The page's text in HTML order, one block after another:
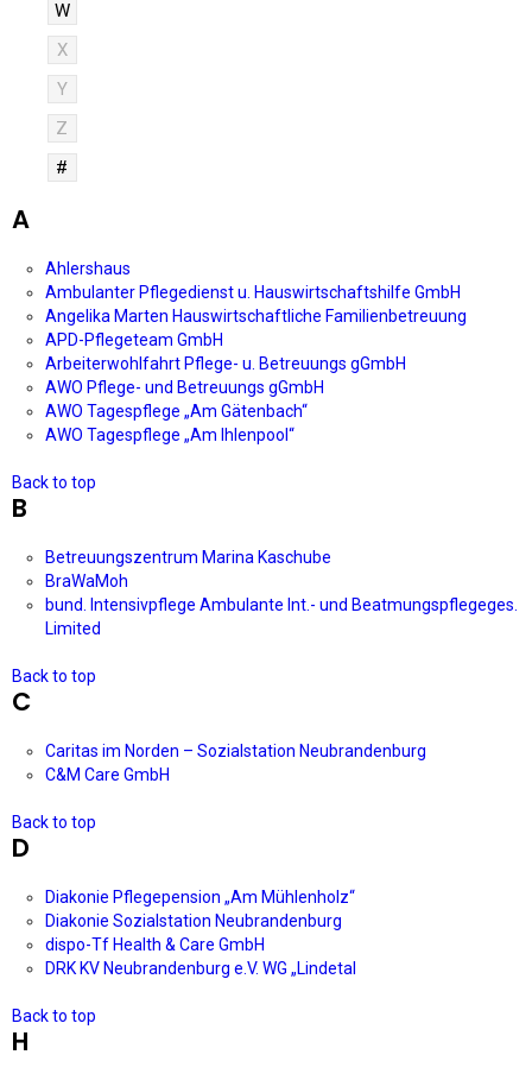
W
X
Y
Z
#
A
Ahlershaus
Ambulanter Pflegedienst u. Hauswirtschaftshilfe GmbH
Angelika Marten Hauswirtschaftliche Familienbetreuung
APD-Pflegeteam GmbH
Arbeiterwohlfahrt Pflege- u. Betreuungs gGmbH
AWO Pflege- und Betreuungs gGmbH
AWO Tagespflege „Am Gätenbach“
AWO Tagespflege „Am Ihlenpool“
Back to top
B
Betreuungszentrum Marina Kaschube
BraWaMoh
bund. Intensivpflege Ambulante Int.- und Beatmungspflegeges.
Limited
Back to top
C
Caritas im Norden – Sozialstation Neubrandenburg
C&M Care GmbH
Back to top
D
Diakonie Pflegepension „Am Mühlenholz“
Diakonie Sozialstation Neubrandenburg
dispo-Tf Health & Care GmbH
DRK KV Neubrandenburg e.V. WG „Lindetal
Back to top
H